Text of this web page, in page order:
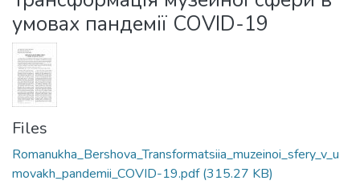
Statistics
умовах пандемії COVID-19
Files
Romanukha_Bershova_Transformatsiia_muzeinoi_sfery_v_u
movakh_pandemii_COVID-19.pdf(315.27 KB)